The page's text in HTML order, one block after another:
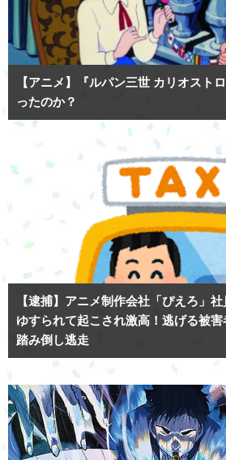
【アニメ】『ルパン三世 カリオスト
ったのか？
【逮捕】アニメ制作会社「ぴえろ」
ゆすられて起こされ激高！逃げる被
踏み倒し逃走